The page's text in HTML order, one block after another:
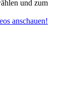
und zum
anschauen!